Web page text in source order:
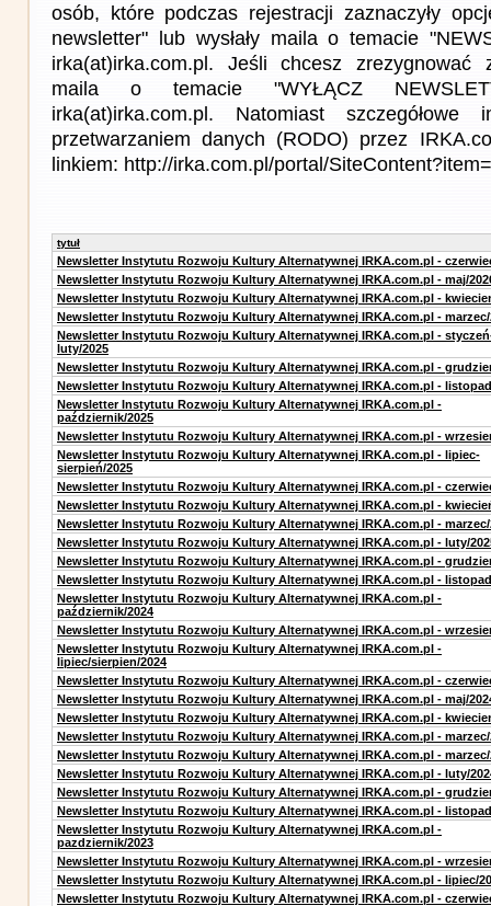
osób, które podczas rejestracji zaznaczyły
newsletter" lub wysłały maila o temacie
irka(at)irka.com.pl. Jeśli chcesz zrezygnować
maila o temacie "WYŁĄCZ
irka(at)irka.com.pl. Natomiast szczegółowe
przetwarzaniem danych (RODO) przez
linkiem: http://irka.com.pl/portal/
tytuł
Newsletter Instytutu Rozwoju Kultury Alternatywnej IRKA.com.pl -
Newsletter Instytutu Rozwoju Kultury Alternatywnej IRKA.com.pl - maj/
Newsletter Instytutu Rozwoju Kultury Alternatywnej IRKA.com.pl -
Newsletter Instytutu Rozwoju Kultury Alternatywnej IRKA.com.pl - marzec/
Newsletter Instytutu Rozwoju Kultury Alternatywnej IRKA.com.pl -
luty/2025
Newsletter Instytutu Rozwoju Kultury Alternatywnej IRKA.com.pl -
Newsletter Instytutu Rozwoju Kultury Alternatywnej IRKA.com.pl -
Newsletter Instytutu Rozwoju Kultury Alternatywnej IRKA.com.pl -
październik/2025
Newsletter Instytutu Rozwoju Kultury Alternatywnej IRKA.com.pl -
Newsletter Instytutu Rozwoju Kultury Alternatywnej IRKA.com.pl - lipiec-
sierpień/2025
Newsletter Instytutu Rozwoju Kultury Alternatywnej IRKA.com.pl -
Newsletter Instytutu Rozwoju Kultury Alternatywnej IRKA.com.pl -
Newsletter Instytutu Rozwoju Kultury Alternatywnej IRKA.com.pl - marzec/
Newsletter Instytutu Rozwoju Kultury Alternatywnej IRKA.com.pl - luty/
Newsletter Instytutu Rozwoju Kultury Alternatywnej IRKA.com.pl -
Newsletter Instytutu Rozwoju Kultury Alternatywnej IRKA.com.pl -
Newsletter Instytutu Rozwoju Kultury Alternatywnej IRKA.com.pl -
październik/2024
Newsletter Instytutu Rozwoju Kultury Alternatywnej IRKA.com.pl -
Newsletter Instytutu Rozwoju Kultury Alternatywnej IRKA.com.pl -
lipiec/sierpien/2024
Newsletter Instytutu Rozwoju Kultury Alternatywnej IRKA.com.pl -
Newsletter Instytutu Rozwoju Kultury Alternatywnej IRKA.com.pl - maj/
Newsletter Instytutu Rozwoju Kultury Alternatywnej IRKA.com.pl -
Newsletter Instytutu Rozwoju Kultury Alternatywnej IRKA.com.pl - marzec/
Newsletter Instytutu Rozwoju Kultury Alternatywnej IRKA.com.pl - marzec/
Newsletter Instytutu Rozwoju Kultury Alternatywnej IRKA.com.pl - luty/
Newsletter Instytutu Rozwoju Kultury Alternatywnej IRKA.com.pl -
Newsletter Instytutu Rozwoju Kultury Alternatywnej IRKA.com.pl -
Newsletter Instytutu Rozwoju Kultury Alternatywnej IRKA.com.pl -
pazdziernik/2023
Newsletter Instytutu Rozwoju Kultury Alternatywnej IRKA.com.pl -
Newsletter Instytutu Rozwoju Kultury Alternatywnej IRKA.com.pl - lipiec/
Newsletter Instytutu Rozwoju Kultury Alternatywnej IRKA.com.pl -